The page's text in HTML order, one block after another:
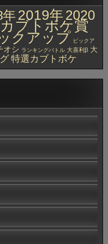
年 2019年2020
カブトボケ賞
クアップ ピックア
オシ ランキングバトル 大喜利β 大
特選カブトボケ